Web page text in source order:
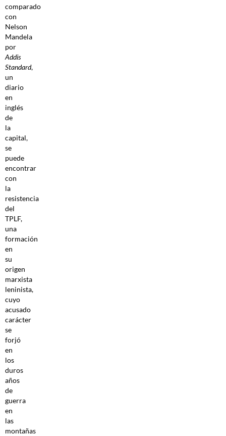
comparado
con
Nelson
Mandela
por
Addis
Standard,
un
diario
en
inglés
de
la
capital,
se
puede
encontrar
con
la
resistencia
del
TPLF,
una
formación
en
su
origen
marxista
leninista,
cuyo
acusado
carácter
se
forjó
en
los
duros
años
de
guerra
en
las
montañas